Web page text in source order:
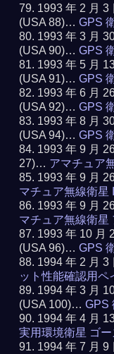
1993 年 2 月 3
(USA 88)…GPS
1993 年 3 月
(USA 90)…GPS
1993 年 5 月
(USA 91)…GPS
1993 年 6 月
(USA 92)…GPS
1993 年 8 月
(USA 94)…GPS
1993 年 9 月
27)… アマチュア
1993 年 9 月
マチュア無線衛星
1993 年 9 月
マチュア無線衛星
1993 年 10 月
(USA 96)…GPS
1994 年 2 月
ット性能確認用ペ
1994 年 3 月
(USA 100)…GPS
1994 年 4 月
実用環境衛星 ゴ
1994 年 7 月